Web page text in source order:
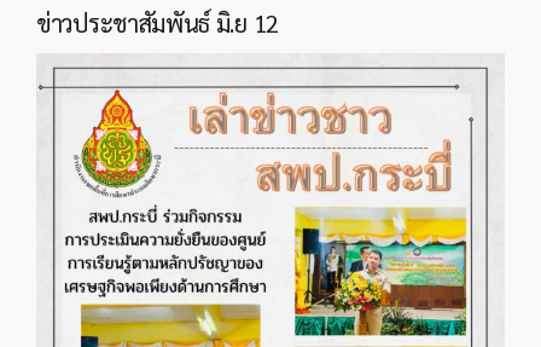
ข่าวประชาสัมพันธ์ มิ.ย 12